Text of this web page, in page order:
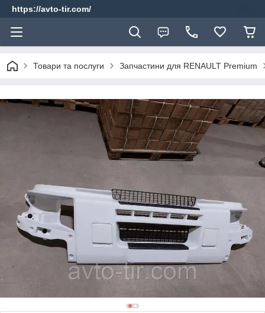
https://avto-tir.com/
Товари та послуги Запчастини для RENAULT Premium